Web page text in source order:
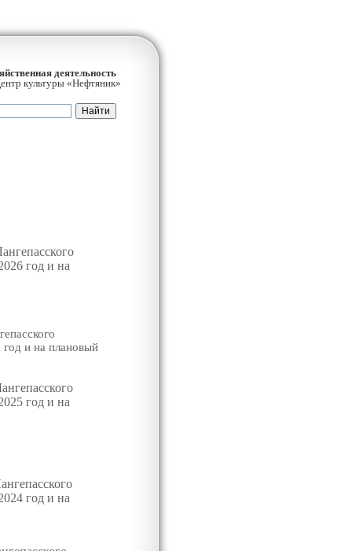
деятельность
культуры «Нефтяник»
6 год и на
и на плановый
год и на
год и на